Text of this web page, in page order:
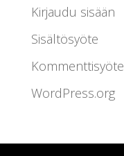
Kirjaudu sisään
Sisältösyöte
Kommenttisyöte
WordPress.org